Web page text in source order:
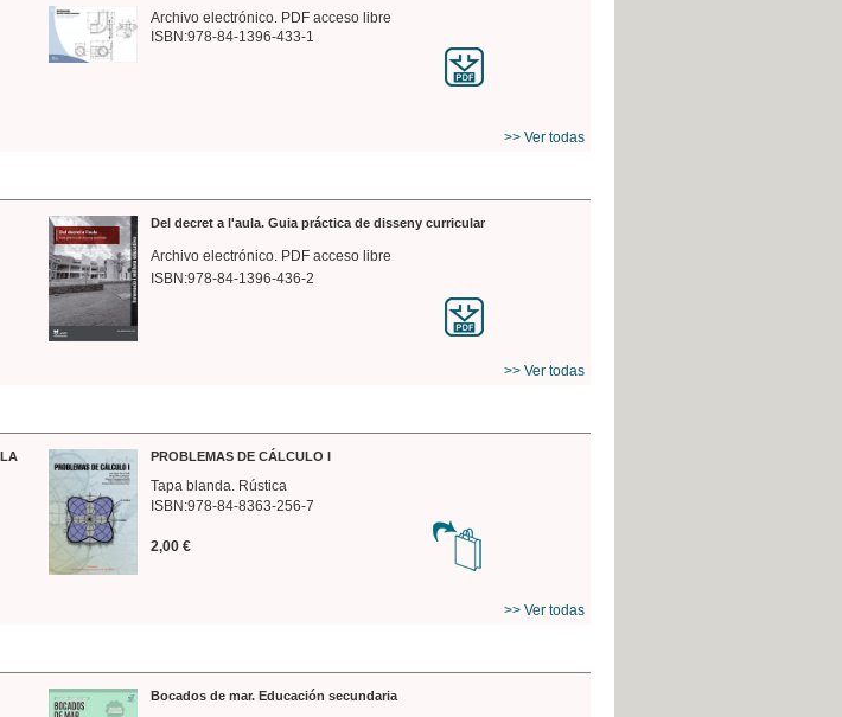
Archivo electrónico. PDF acceso libre
ISBN:978-84-1396-433-1
>> Ver todas
Del decret a l'aula. Guia práctica de disseny curricular
Archivo electrónico. PDF acceso libre
ISBN:978-84-1396-436-2
>> Ver todas
PROBLEMAS DE CÁLCULO I
Tapa blanda. Rústica
ISBN:978-84-8363-256-7
2,00 €
>> Ver todas
Bocados de mar. Educación secundaria